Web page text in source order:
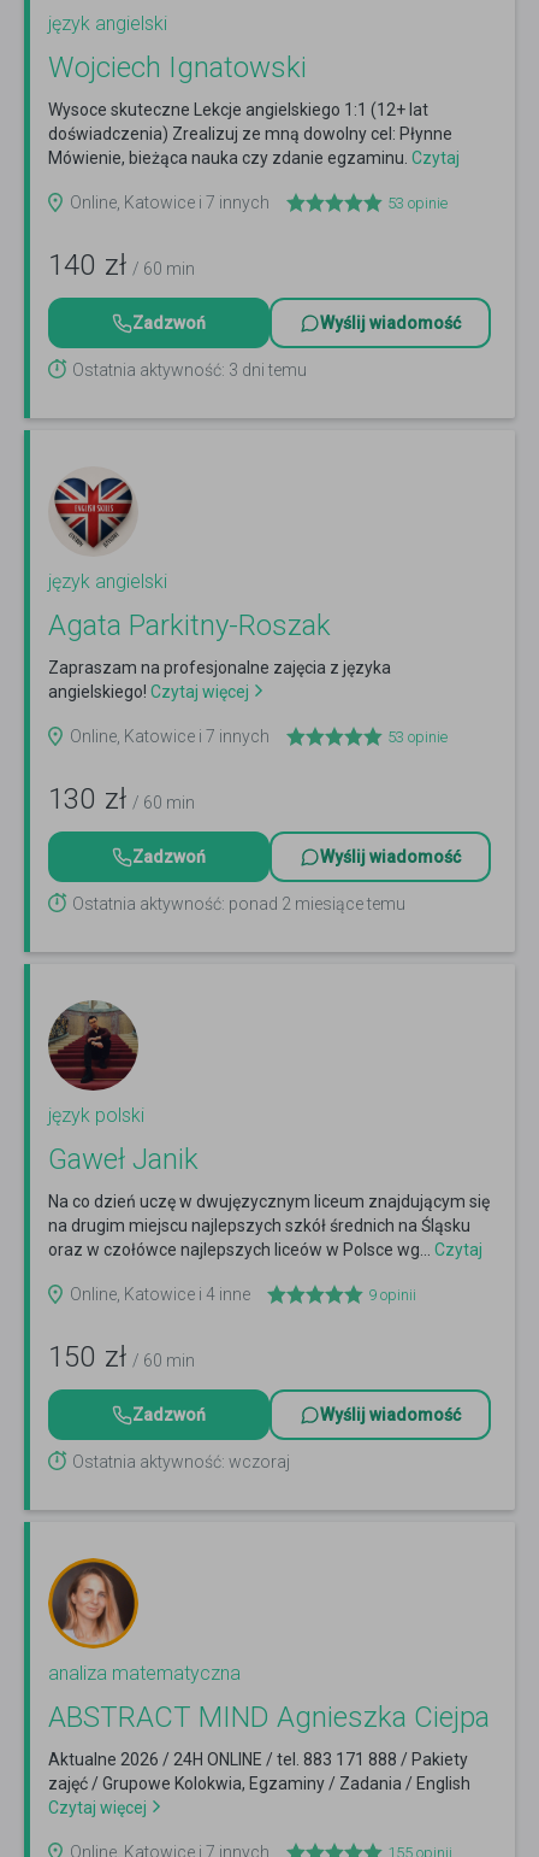
język angielski
Wojciech Ignatowski
Wysoce skuteczne Lekcje angielskiego 1:1 (12+ lat
doświadczenia) Zrealizuj ze mną dowolny cel: Płynne
Mówienie, bieżąca nauka czy zdanie egzaminu. Czytaj
Online, Katowice i 7 innych
53 opinie
140 zł / 60 min
Zadzwoń Wyślij wiadomość
Ostatnia aktywność: 3 dni temu
język angielski
Agata Parkitny-Roszak
Zapraszam na profesjonalne zajęcia z języka
angielskiego! Czytaj więcej
Online, Katowice i 7 innych 53 opinie
130 zł / 60 min
Zadzwoń Wyślij wiadomość
Ostatnia aktywność: ponad 2 miesiące temu
język polski
Gaweł Janik
Na co dzień uczę w dwujęzycznym liceum znajdującym się
na drugim miejscu najlepszych szkół średnich na Śląsku
oraz w czołówce najlepszych liceów w Polsce wg... Czytaj
Online, Katowice i 4 inne
9 opinii
150 zł / 60 min
Zadzwoń Wyślij wiadomość
Ostatnia aktywność: wczoraj
analiza matematyczna
ABSTRACT MIND Agnieszka Ciejpa
Aktualne 2026 / 24H ONLINE / tel. 883 171 888 / Pakiety
zajęć / Grupowe Kolokwia, Egzaminy / Zadania / English
Czytaj więcej
Online, Katowice i 7 innych 155 opinii